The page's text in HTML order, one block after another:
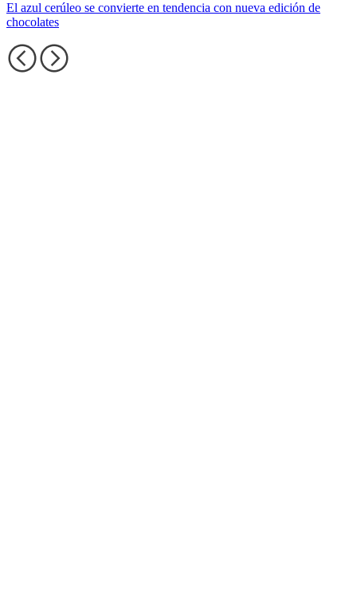
El azul cerúleo se convierte en tendencia con nueva edición de
chocolates